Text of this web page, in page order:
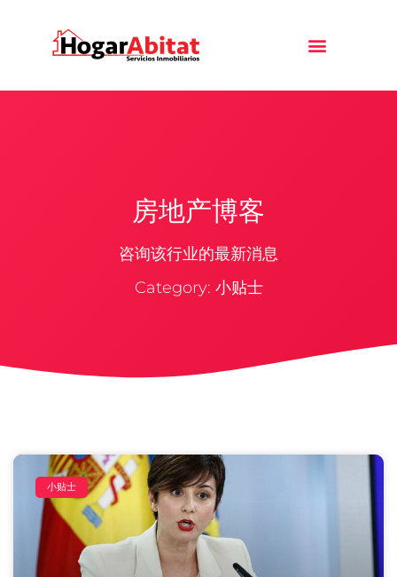
房地产博客
咨询该行业的最新消息
Category: 小贴士
小贴士